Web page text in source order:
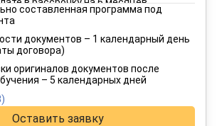
руб. / 8 249 руб.
в рассрочку на 12 месяцев
составленная программа под
документов – 1 календарный день
договора)
оригиналов документов после
– 5 календарных дней
Оставить заявку